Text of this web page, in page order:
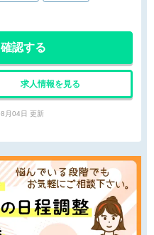
認する
求人情報を見る
月04日 更新